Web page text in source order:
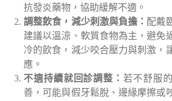
抗發炎藥物，協助緩解不適。
調整飲食，減少刺激與負擔： 配戴
建議以溫涼、軟質食物為主，避免
冷的飲食，減少咬合壓力與刺激，
應。
不適持續就回診調整：若不舒服
善，可能與假牙鬆脫、邊緣摩擦或